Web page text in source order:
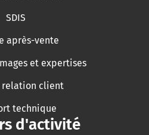
SDIS
après-vente
et expertises
relation client
technique
d'activité